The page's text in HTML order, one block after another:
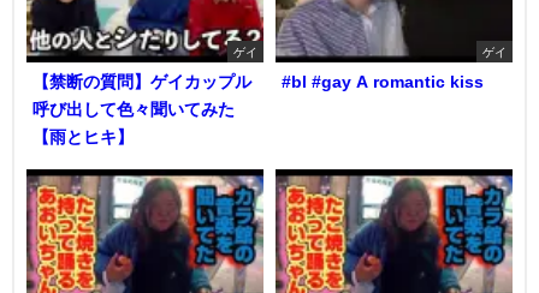
ゲイ
【禁断の質問】ゲイカップル
呼び出して色々聞いてみた
【雨とヒキ】
ゲイ
#bl #gay A romantic kiss